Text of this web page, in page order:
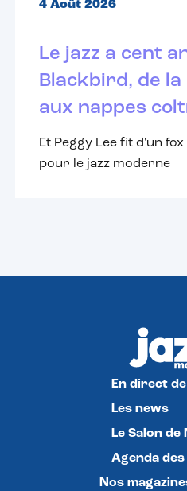
4 Août 2026
Le jazz a cent
Blackbird, de
aux nappes
Et Peggy Lee fit d'un
pour le jazz moderne
En direct
Les news
Le Salon de
Agenda
Nos